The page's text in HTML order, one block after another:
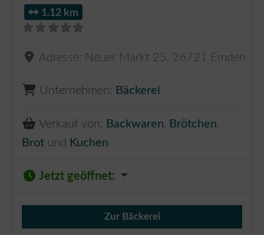
1.12 km
Adresse: Neuer Markt 25 , 26721 Emden
Unternehmen: Bäckerei
Verkauf von: Backwaren, Brötchen,
Brot und Kuchen
Jetzt geöffnet:
Verkauf von Brötchen,
Zur Bäckerei